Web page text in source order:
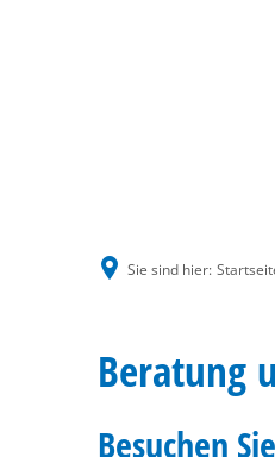
Sie sind hier:
BeratungBeratung
Besuchen